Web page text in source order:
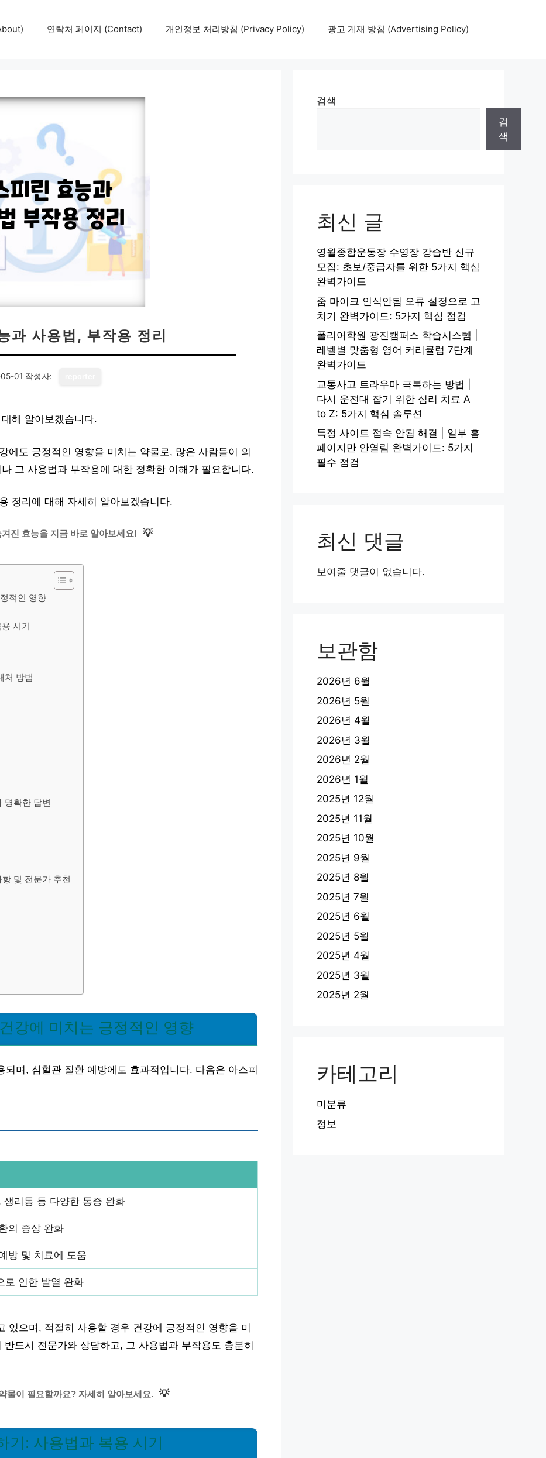
연락처 페이지 (Contact) 개인정보 처리방침 (Privacy Policy) 광고 게재 방침 (Advertising Policy)
과 사용법, 부작용 정리
01 작성자:
해 알아보겠습니다.
에도 긍정적인 영향을 미치는 약물로, 많은 사람들이 의
그 사용법과 부작용에 대한 정확한 이해가 필요합니다.
정리에 대해 자세히 알아보겠습니다.
진 효능을 지금 바로 알아보세요! 💡
적인 영향
시기
처 방법
명확한 답변
및 전문가 추천
강에 미치는 긍정적인 영향
며, 심혈관 질환 예방에도 효과적입니다. 다음은 아스피
생리통 등 다양한 통증 완화
의 증상 완화
방 및 치료에 도움
로 인한 발열 완화
있으며, 적절히 사용할 경우 건강에 긍정적인 영향을 미
드시 전문가와 상담하고, 그 사용법과 부작용도 충분히
물이 필요할까요? 자세히 알아보세요. 💡
기: 사용법과 복용 시기
검색
검
색
최신 글
영월종합운동장 수영장 강습반 신규
모집: 초보/중급자를 위한 5가지 핵심
완벽가이드
줌 마이크 인식안됨 오류 설정으로 고
치기 완벽가이드: 5가지 핵심 점검
폴리어학원 광진캠퍼스 학습시스템 |
레벨별 맞춤형 영어 커리큘럼 7단계
완벽가이드
교통사고 트라우마 극복하는 방법 |
다시 운전대 잡기 위한 심리 치료 A
to Z: 5가지 핵심 솔루션
특정 사이트 접속 안됨 해결 | 일부 홈
페이지만 안열림 완벽가이드: 5가지
필수 점검
최신 댓글
보여줄 댓글이 없습니다.
보관함
2026년 6월
2026년 5월
2026년 4월
2026년 3월
2026년 2월
2026년 1월
2025년 12월
2025년 11월
2025년 10월
2025년 9월
2025년 8월
2025년 7월
2025년 6월
2025년 5월
2025년 4월
2025년 3월
2025년 2월
카테고리
미분류
정보